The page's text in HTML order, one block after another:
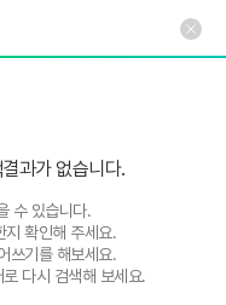
과가 없습니다.
수 있습니다.
지 확인해 주세요.
쓰기를 해보세요.
다시 검색해 보세요.